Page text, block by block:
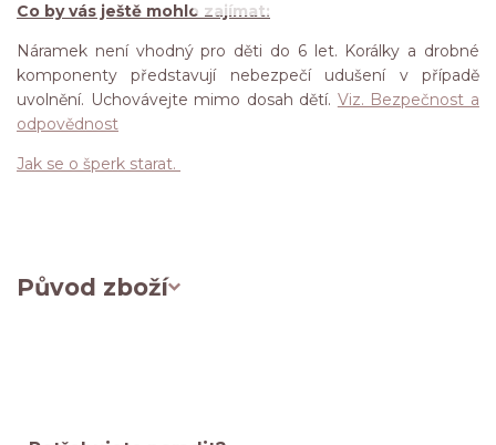
Co by vás ještě mohlo zajímat:
Náramek není vhodný pro děti do 6 let. Korálky a drobné
komponenty představují nebezpečí udušení v případě
uvolnění. Uchovávejte mimo dosah dětí. Viz. Bezpečnost a
odpovědnost
Jak se o šperk starat.
Původ zboží